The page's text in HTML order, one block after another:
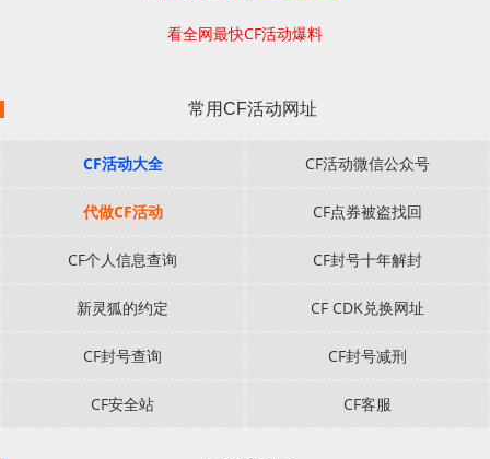
看全网最快CF活动爆料
常用CF活动网址
CF活动大全 CF活动微信公众号
代做CF活动 CF点券被盗找回
CF个人信息查询 CF封号十年解封
新灵狐的约定 CF CDK兑换网址
CF封号查询 CF封号减刑
CF安全站 CF客服